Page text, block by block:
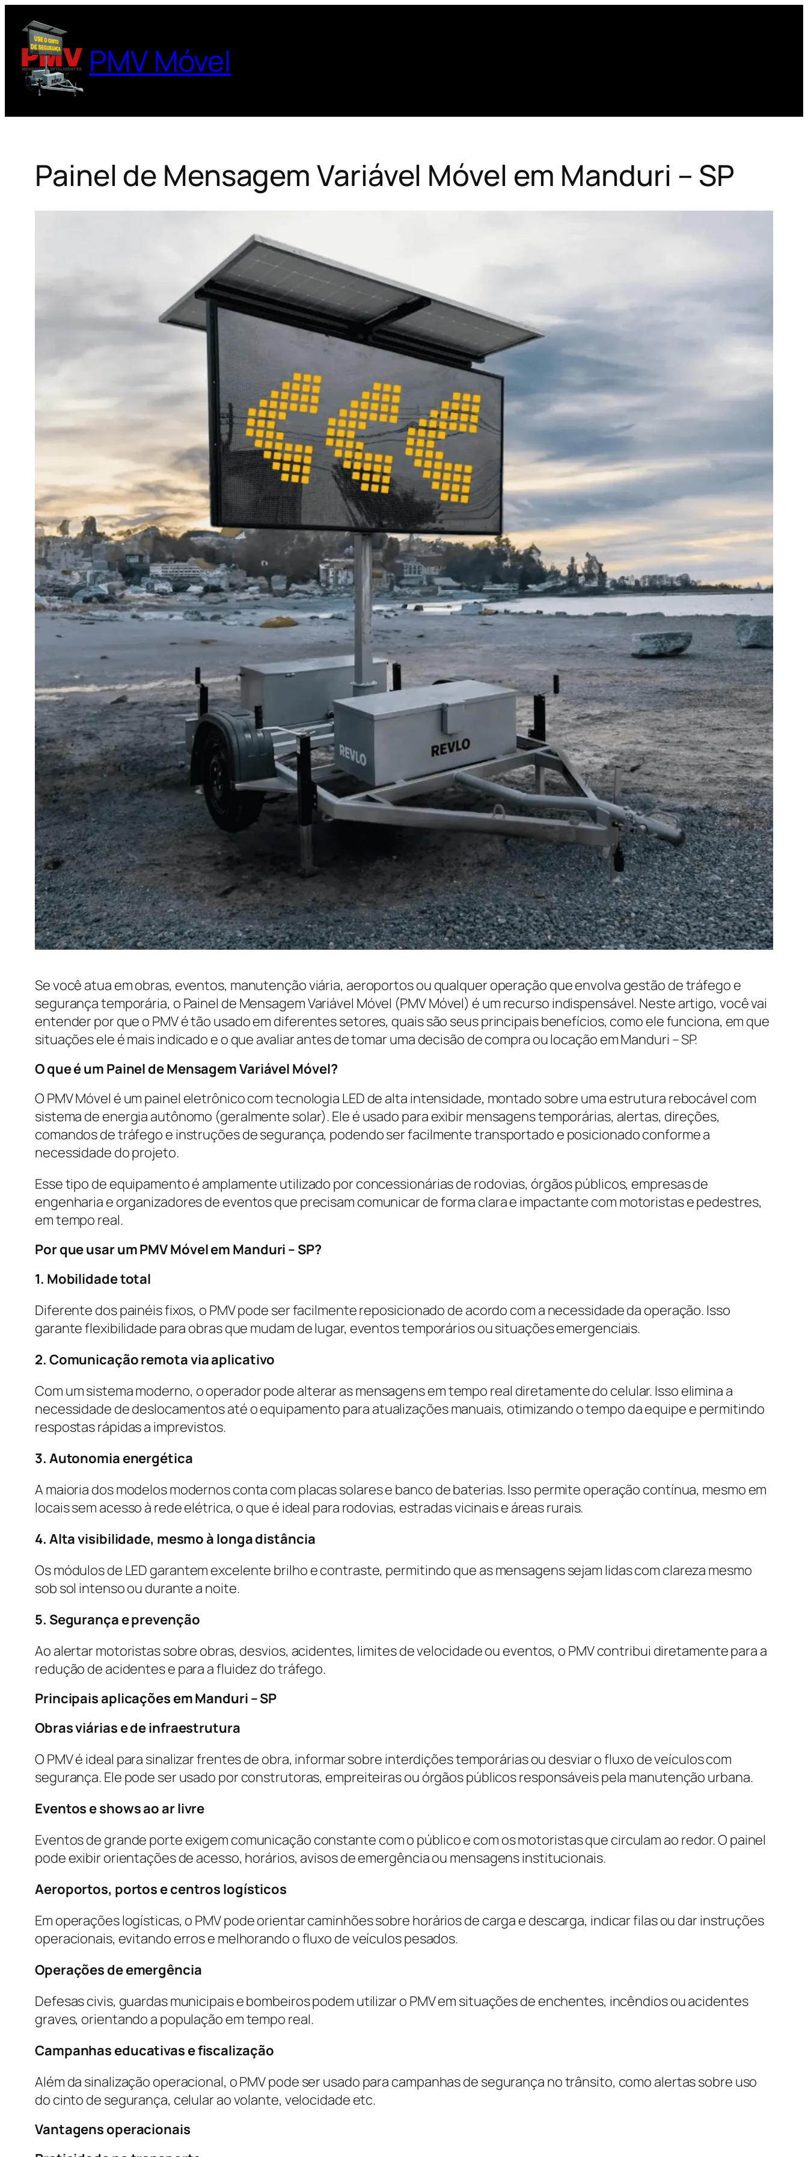
para
conteúdo
PMV Móvel
Painel de Mensagem Variável Móvel em Manduri – SP
Se você atua em obras, eventos, manutenção viária, aeroportos ou qualquer operação que envolva gestão de tráfego e
segurança temporária, o Painel de Mensagem Variável Móvel (PMV Móvel) é um recurso indispensável. Neste artigo, você vai
entender por que o PMV é tão usado em diferentes setores, quais são seus principais benefícios, como ele funciona, em que
situações ele é mais indicado e o que avaliar antes de tomar uma decisão de compra ou locação em Manduri – SP.
O que é um Painel de Mensagem Variável Móvel?
O PMV Móvel é um painel eletrônico com tecnologia LED de alta intensidade, montado sobre uma estrutura rebocável com
sistema de energia autônomo (geralmente solar). Ele é usado para exibir mensagens temporárias, alertas, direções,
comandos de tráfego e instruções de segurança, podendo ser facilmente transportado e posicionado conforme a
necessidade do projeto.
Esse tipo de equipamento é amplamente utilizado por concessionárias de rodovias, órgãos públicos, empresas de
engenharia e organizadores de eventos que precisam comunicar de forma clara e impactante com motoristas e pedestres,
em tempo real.
Por que usar um PMV Móvel em Manduri – SP?
1. Mobilidade total
Diferente dos painéis fixos, o PMV pode ser facilmente reposicionado de acordo com a necessidade da operação. Isso
garante flexibilidade para obras que mudam de lugar, eventos temporários ou situações emergenciais.
2. Comunicação remota via aplicativo
Com um sistema moderno, o operador pode alterar as mensagens em tempo real diretamente do celular. Isso elimina a
necessidade de deslocamentos até o equipamento para atualizações manuais, otimizando o tempo da equipe e permitindo
respostas rápidas a imprevistos.
3. Autonomia energética
A maioria dos modelos modernos conta com placas solares e banco de baterias. Isso permite operação contínua, mesmo em
locais sem acesso à rede elétrica, o que é ideal para rodovias, estradas vicinais e áreas rurais.
4. Alta visibilidade, mesmo à longa distância
Os módulos de LED garantem excelente brilho e contraste, permitindo que as mensagens sejam lidas com clareza mesmo
sob sol intenso ou durante a noite.
5. Segurança e prevenção
Ao alertar motoristas sobre obras, desvios, acidentes, limites de velocidade ou eventos, o PMV contribui diretamente para a
redução de acidentes e para a fluidez do tráfego.
Principais aplicações em Manduri – SP
Obras viárias e de infraestrutura
O PMV é ideal para sinalizar frentes de obra, informar sobre interdições temporárias ou desviar o fluxo de veículos com
segurança. Ele pode ser usado por construtoras, empreiteiras ou órgãos públicos responsáveis pela manutenção urbana.
Eventos e shows ao ar livre
Eventos de grande porte exigem comunicação constante com o público e com os motoristas que circulam ao redor. O painel
pode exibir orientações de acesso, horários, avisos de emergência ou mensagens institucionais.
Aeroportos, portos e centros logísticos
Em operações logísticas, o PMV pode orientar caminhões sobre horários de carga e descarga, indicar filas ou dar instruções
operacionais, evitando erros e melhorando o fluxo de veículos pesados.
Operações de emergência
Defesas civis, guardas municipais e bombeiros podem utilizar o PMV em situações de enchentes, incêndios ou acidentes
graves, orientando a população em tempo real.
Campanhas educativas e fiscalização
Além da sinalização operacional, o PMV pode ser usado para campanhas de segurança no trânsito, como alertas sobre uso
do cinto de segurança, celular ao volante, velocidade etc.
Vantagens operacionais